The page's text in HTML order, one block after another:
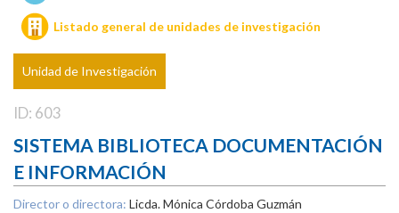
Listado general de unidades de investigación
Unidad de Investigación
ID: 603
SISTEMA BIBLIOTECA DOCUMENTACIÓN
E INFORMACIÓN
Director o directora: Licda. Mónica Córdoba Guzmán